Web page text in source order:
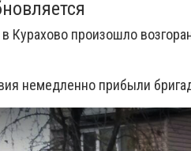
Курахово произошло
немедленно прибыли